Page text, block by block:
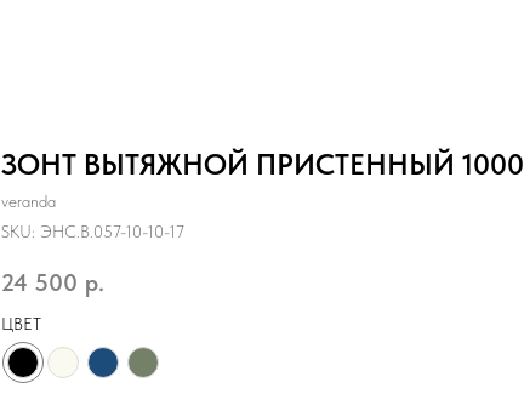
ЗОНТ ВЫТЯЖНОЙ ПРИСТЕННЫЙ 1000
veranda
SKU: ЭНС.B.057-10-10-17
24 500 р.
ЦВЕТ